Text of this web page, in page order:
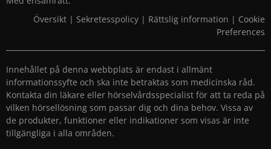
Översikt | Sekretesspolicy | Rättslig information | Cookie
Preferences
Innehållet på denna webbplats är endast i allmänt
informationssyfte och ska inte betraktas som medicinska råd.
Kontakta din läkare eller hörselvårdsspecialist för att ta reda på
vilken hörsellösning som passar dig och dina behov. Vissa av
de produkter, funktioner eller indikationer som visas är inte
tillgängliga i alla områden.